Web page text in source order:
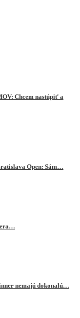
Chcem nastúpiť a
Open: Sám…
nemajú dokonalú…